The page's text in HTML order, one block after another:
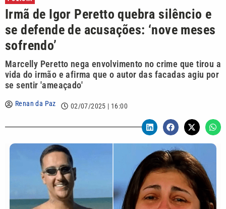
Irmã de Igor Peretto quebra silêncio e
se defende de acusações: ‘nove meses
sofrendo’
Marcelly Peretto nega envolvimento no crime que tirou a
vida do irmão e afirma que o autor das facadas agiu por
se sentir 'ameaçado'
Renan da Paz 02/07/2025 | 16:00